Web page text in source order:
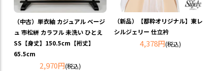
（中古）単衣紬 カジュアル ベージ
ュ 市松絣 カラフル 未洗い ひとえ
SS【身丈】150.5cm【裄丈】
65.5cm
2,970円(税込)
（新品）【都粋オリジナル】東レ
シルジェリー 仕立衿
4,378円(税込)